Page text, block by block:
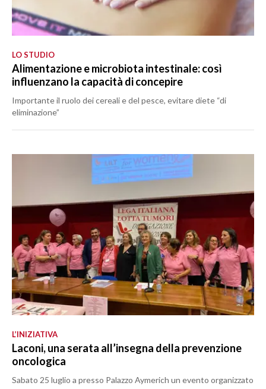
LO STUDIO
Alimentazione e microbiota intestinale: così
influenzano la capacità di concepire
Importante il ruolo dei cereali e del pesce, evitare diete “di
eliminazione”
L’INIZIATIVA
Laconi, una serata all’insegna della prevenzione
oncologica
Sabato 25 luglio a presso Palazzo Aymerich un evento organizzato